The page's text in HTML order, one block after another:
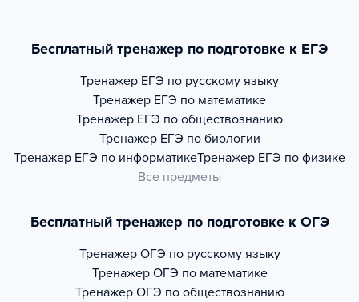
Бесплатный тренажер по подготовке к ЕГЭ
Тренажер ЕГЭ по русскому языку
Тренажер ЕГЭ по математике
Тренажер ЕГЭ по обществознанию
Тренажер ЕГЭ по биологии
Тренажер ЕГЭ по информатикеТренажер ЕГЭ по физике
Все предметы
Бесплатный тренажер по подготовке к ОГЭ
Тренажер ОГЭ по русскому языку
Тренажер ОГЭ по математике
Тренажер ОГЭ по обществознанию